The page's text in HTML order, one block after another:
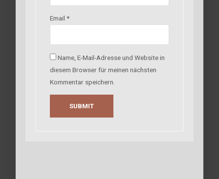
Email *
Name, E-Mail-Adresse und Website in
diesem Browser für meinen nächsten
Kommentar speichern.